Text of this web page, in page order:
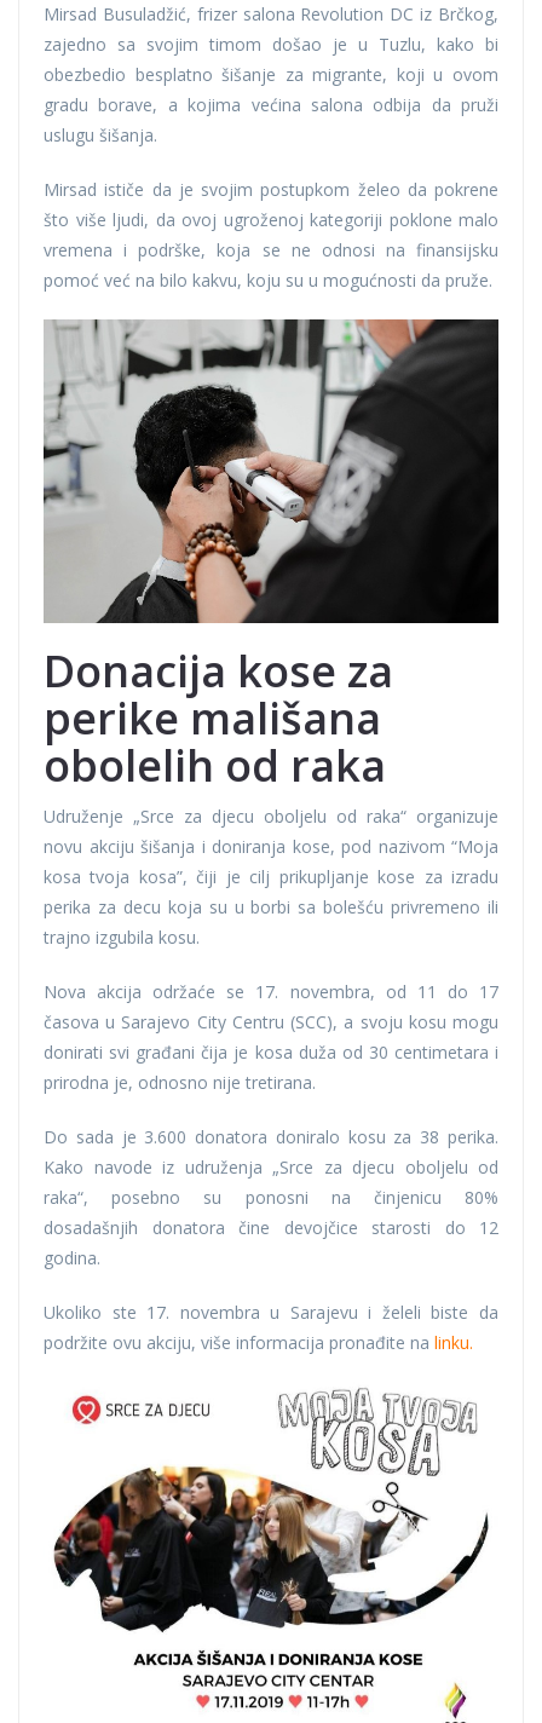
Mirsad Busuladžić, frizer salona Revolution DC iz Brčkog,
zajedno sa svojim timom došao je u Tuzlu, kako bi
obezbedio besplatno šišanje za migrante, koji u ovom
gradu borave, a kojima većina salona odbija da pruži
uslugu šišanja.
Mirsad ističe da je svojim postupkom želeo da pokrene
što više ljudi, da ovoj ugroženoj kategoriji poklone malo
vremena i podrške, koja se ne odnosi na finansijsku
pomoć već na bilo kakvu, koju su u mogućnosti da pruže.
Donacija kose za
perike mališana
obolelih od raka
Udruženje „Srce za djecu oboljelu od raka“ organizuje
novu akciju šišanja i doniranja kose, pod nazivom “Moja
kosa tvoja kosa”, čiji je cilj prikupljanje kose za izradu
perika za decu koja su u borbi sa bolešću privremeno ili
trajno izgubila kosu.
Nova akcija održaće se 17. novembra, od 11 do 17
časova u Sarajevo City Centru (SCC), a svoju kosu mogu
donirati svi građani čija je kosa duža od 30 centimetara i
prirodna je, odnosno nije tretirana.
Do sada je 3.600 donatora doniralo kosu za 38 perika.
Kako navode iz udruženja „Srce za djecu oboljelu od
raka“, posebno su ponosni na činjenicu 80%
dosadašnjih donatora čine devojčice starosti do 12
godina.
Ukoliko ste 17. novembra u Sarajevu i želeli biste da
podržite ovu akciju, više informacija pronađite na linku.